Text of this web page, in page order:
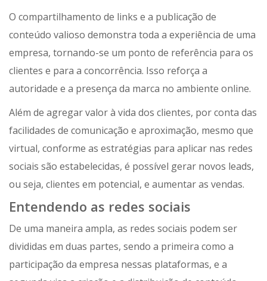
O compartilhamento de links e a publicação de
conteúdo valioso demonstra toda a experiência de uma
empresa, tornando-se um ponto de referência para os
clientes e para a concorrência. Isso reforça a
autoridade e a presença da marca no ambiente online.
Além de agregar valor à vida dos clientes, por conta das
facilidades de comunicação e aproximação, mesmo que
virtual, conforme as estratégias para aplicar nas redes
sociais são estabelecidas, é possível gerar novos leads,
ou seja, clientes em potencial, e aumentar as vendas.
Entendendo as redes sociais
De uma maneira ampla, as redes sociais podem ser
divididas em duas partes, sendo a primeira como a
participação da empresa nessas plataformas, e a